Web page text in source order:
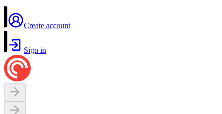
Create account
Sign in